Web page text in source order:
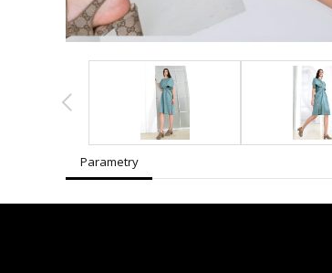
Parametry